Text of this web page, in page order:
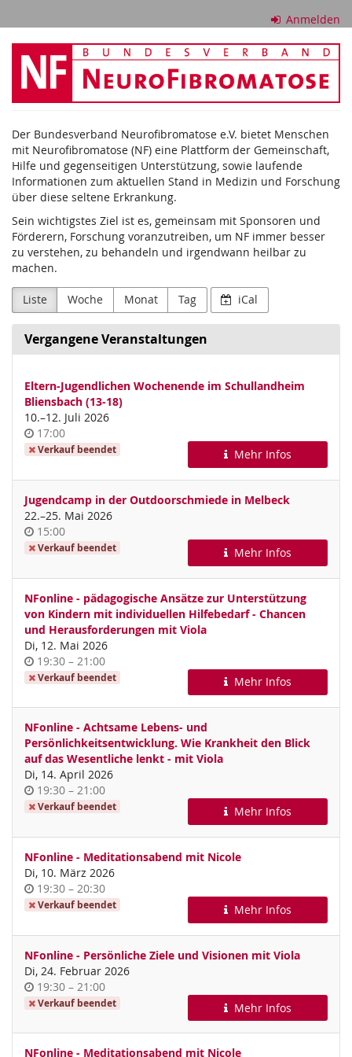
Haupt-
Inhalt
springen
Anmelden
Bundesverband
Neurofibromatose
e.V.
Der Bundesverband Neurofibromatose e.V. bietet Menschen
mit Neurofibromatose (NF) eine Plattform der Gemeinschaft,
Hilfe und gegenseitigen Unterstützung, sowie laufende
Informationen zum aktuellen Stand in Medizin und Forschung
über diese seltene Erkrankung.
Sein wichtigstes Ziel ist es, gemeinsam mit Sponsoren und
Förderern, Forschung voranzutreiben, um NF immer besser
zu verstehen, zu behandeln und irgendwann heilbar zu
machen.
Liste Woche Monat Tag iCal
Vergangene Veranstaltungen
Eltern-Jugendlichen Wochenende im Schullandheim
Bliensbach (13-18)
10.–bis
12. Juli 2026
Uhrzeit
17:00
Verkauf beendet Mehr Infos
Jugendcamp in der Outdoorschmiede in Melbeck
22.–bis
25. Mai 2026
Uhrzeit
15:00
Verkauf beendet Mehr Infos
NFonline - pädagogische Ansätze zur Unterstützung
von Kindern mit individuellen Hilfebedarf - Chancen
und Herausforderungen mit Viola
Di, 12. Mai 2026
Uhrzeit
19:30 –bis
21:00
Verkauf beendet Mehr Infos
NFonline - Achtsame Lebens- und
Persönlichkeitsentwicklung. Wie Krankheit den Blick
auf das Wesentliche lenkt - mit Viola
Di, 14. April 2026
Uhrzeit
19:30 –bis
21:00
Verkauf beendet Mehr Infos
NFonline - Meditationsabend mit Nicole
Di, 10. März 2026
Uhrzeit
19:30 –bis
20:30
Verkauf beendet Mehr Infos
NFonline - Persönliche Ziele und Visionen mit Viola
Di, 24. Februar 2026
Uhrzeit
19:30 –bis
21:00
Verkauf beendet Mehr Infos
NFonline - Meditationsabend mit Nicole